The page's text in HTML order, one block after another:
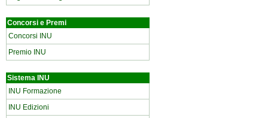
Concorsi e Premi
Concorsi INU
Premio INU
Sistema INU
INU Formazione
INU Edizioni